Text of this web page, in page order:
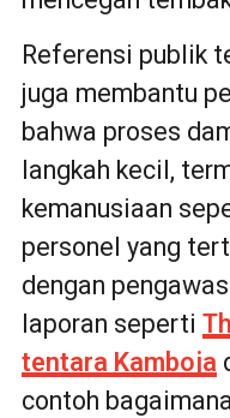
Referensi publik
juga membantu
bahwa proses
langkah kecil,
kemanusiaan
personel yang
dengan
laporan seperti
tentara Kamboja
contoh